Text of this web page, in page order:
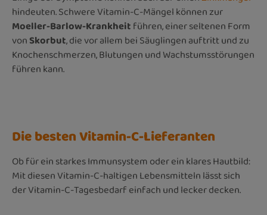
hindeuten. Schwere Vitamin-C-Mängel können zur
Moeller-Barlow-Krankheitführen, einer seltenen Form
vonSkorbut, die vor allem bei Säuglingen auftritt und zu
Knochenschmerzen, Blutungen und Wachstumsstörungen
führen kann.
Die besten Vitamin-C-Lieferanten
Ob für ein starkes Immunsystem oder ein klares Hautbild:
Mit diesen Vitamin-C-haltigen Lebensmitteln lässt sich
der Vitamin-C-Tagesbedarf einfach und lecker decken.